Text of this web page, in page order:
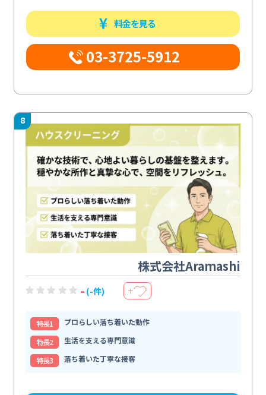
料金を見る
03-3725-5912
8
株式会社Aramashi
- (-件) ＋
特⻑1
プロらしい落ち着いた動作
特⻑2
生活を支える専門意識
特⻑3
落ち着いた丁寧な接客